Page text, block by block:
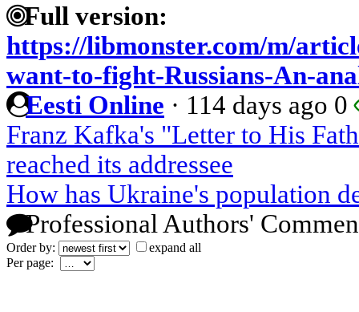
Full version:
https://libmonster.com/m/
want-to-fight-Russians-An-
Eesti Online · 114 days ago 0
Franz Kafka's "Letter to His
reached its addressee
How has Ukraine's population
Professional Authors'
Order by:
expand all
Per page: